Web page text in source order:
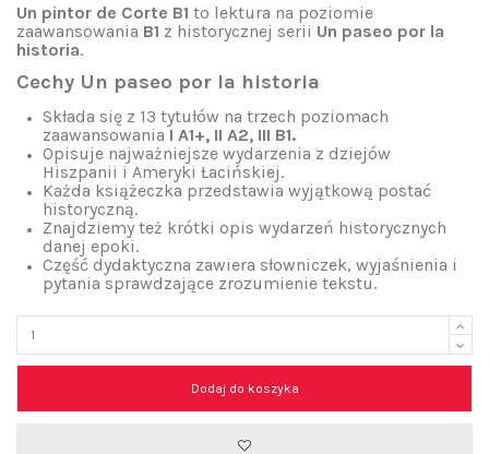
Un pintor de Corte B1 to lektura na poziomie
zaawansowania B1 z historycznej serii Un paseo por la
historia.
Cechy Un paseo por la historia
Składa się z 13 tytułów na trzech poziomach
zaawansowania I A1+, II A2, III B1.
Opisuje najważniejsze wydarzenia z dziejów
Hiszpanii i Ameryki Łacińskiej.
Każda książeczka przedstawia wyjątkową postać
historyczną.
Znajdziemy też krótki opis wydarzeń historycznych
danej epoki.
Część dydaktyczna zawiera słowniczek, wyjaśnienia i
pytania sprawdzające zrozumienie tekstu.
Dodaj do koszyka